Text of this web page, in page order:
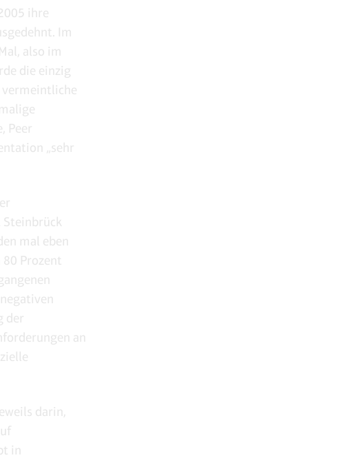
ihre
Im
also im
die einzig
vermeintliche
Peer
„sehr
Steinbrück
mal eben
Prozent
der
an
darin,
in